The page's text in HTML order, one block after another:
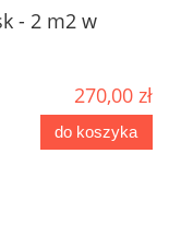
- 2 m2 w
270,00 zł
do koszyka